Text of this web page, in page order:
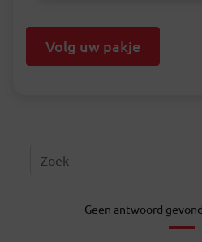
Volg uw pakje
Geen antwoord